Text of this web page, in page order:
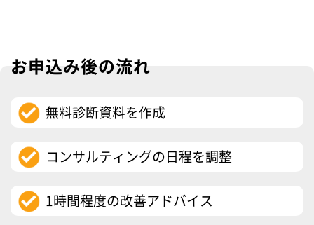
お申込み後の流れ
無料診断資料を作成
コンサルティングの日程を調整
1時間程度の改善アドバイス